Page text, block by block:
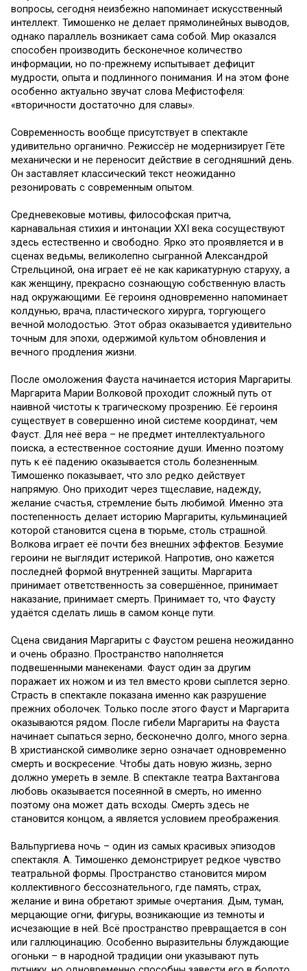
вопросы, сегодня неизбежно напоминает искусственный
интеллект. Тимошенко не делает прямолинейных выводов,
однако параллель возникает сама собой. Мир оказался
способен производить бесконечное количество
информации, но по-прежнему испытывает дефицит
мудрости, опыта и подлинного понимания. И на этом фоне
особенно актуально звучат слова Мефистофеля:
«вторичности достаточно для славы».
Современность вообще присутствует в спектакле
удивительно органично. Режиссёр не модернизирует Гёте
механически и не переносит действие в сегодняшний день.
Он заставляет классический текст неожиданно
резонировать с современным опытом.
Средневековые мотивы, философская притча,
карнавальная стихия и интонации XXI века сосуществуют
здесь естественно и свободно. Ярко это проявляется и в
сценах ведьмы, великолепно сыгранной Александрой
Стрельциной, она играет её не как карикатурную старуху, а
как женщину, прекрасно сознающую собственную власть
над окружающими. Её героиня одновременно напоминает
колдунью, врача, пластического хирурга, торгующего
вечной молодостью. Этот образ оказывается удивительно
точным для эпохи, одержимой культом обновления и
вечного продления жизни.
После омоложения Фауста начинается история Маргариты.
Маргарита Марии Волковой проходит сложный путь от
наивной чистоты к трагическому прозрению. Её героиня
существует в совершенно иной системе координат, чем
Фауст. Для неё вера – не предмет интеллектуального
поиска, а естественное состояние души. Именно поэтому
путь к её падению оказывается столь болезненным.
Тимошенко показывает, что зло редко действует
напрямую. Оно приходит через тщеславие, надежду,
желание счастья, стремление быть любимой. Именно эта
постепенность делает историю Маргариты, кульминацией
которой становится сцена в тюрьме, столь страшной.
Волкова играет её почти без внешних эффектов. Безумие
героини не выглядит истерикой. Напротив, оно кажется
последней формой внутренней защиты. Маргарита
принимает ответственность за совершённое, принимает
наказание, принимает смерть. Принимает то, что Фаусту
удаётся сделать лишь в самом конце пути.
Сцена свидания Маргариты с Фаустом решена неожиданно
и очень образно. Пространство наполняется
подвешенными манекенами. Фауст один за другим
поражает их ножом и из тел вместо крови сыплется зерно.
Страсть в спектакле показана именно как разрушение
прежних оболочек. Только после этого Фауст и Маргарита
оказываются рядом. После гибели Маргариты на Фауста
начинает сыпаться зерно, бесконечно долго, много зерна.
В христианской символике зерно означает одновременно
смерть и воскресение. Чтобы дать новую жизнь, зерно
должно умереть в земле. В спектакле театра Вахтангова
любовь оказывается посеянной в смерть, но именно
поэтому она может дать всходы. Смерть здесь не
становится концом, а является условием преображения.
Вальпургиева ночь – один из самых красивых эпизодов
спектакля. А. Тимошенко демонстрирует редкое чувство
театральной формы. Пространство становится миром
коллективного бессознательного, где память, страх,
желание и вина обретают зримые очертания. Дым, туман,
мерцающие огни, фигуры, возникающие из темноты и
исчезающие в ней. Всё пространство превращается в сон
или галлюцинацию. Особенно выразительны блуждающие
огоньки – в народной традиции они указывают путь